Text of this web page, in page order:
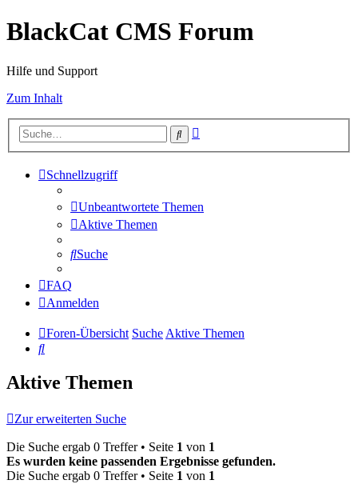
BlackCat CMS Forum
Hilfe und Support
Zum Inhalt
Suche
Schnellzugriff
Unbeantwortete Themen
Aktive Themen
Suche
FAQ
Anmelden
Foren-Übersicht SucheAktive Themen
Suche
Aktive Themen
Zur erweiterten Suche
Die Suche ergab 0 Treffer • Seite 1 von 1
Es wurden keine passenden Ergebnisse gefunden.
Die Suche ergab 0 Treffer • Seite 1 von 1